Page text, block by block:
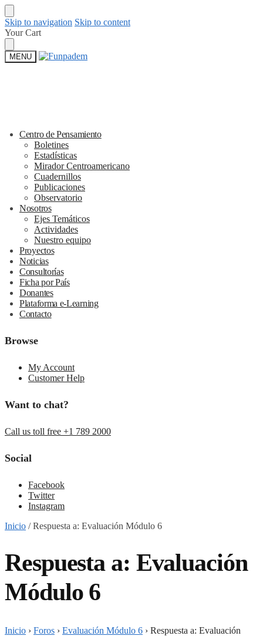
Skip to navigation Skip to content
Your Cart
MENU
Centro de Pensamiento
Boletines
Estadísticas
Mirador Centroamericano
Cuadernillos
Publicaciones
Observatorio
Nosotros
Ejes Temáticos
Actividades
Nuestro equipo
Proyectos
Noticias
Consultorías
Ficha por País
Donantes
Plataforma e-Learning
Contacto
Browse
My Account
Customer Help
Want to chat?
Call us toll free +1 789 2000
Social
Facebook
Twitter
Instagram
Inicio /Respuesta a: Evaluación Módulo 6
Respuesta a: Evaluación
Módulo 6
Inicio › Foros › Evaluación Módulo 6 › Respuesta a: Evaluación